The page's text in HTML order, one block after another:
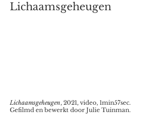
Lichaamsgeheugen
Lichaamsgeheugen, 2021, video, 1min57sec.
Gefilmd en bewerkt door Julie Tuinman.